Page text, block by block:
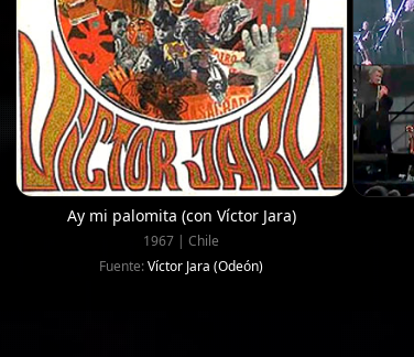
Ay mi palomita (con Víctor Jara)
1967 | Chile
Fuente:Víctor Jara (Odeón)